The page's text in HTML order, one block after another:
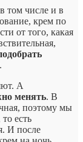
том числе и в
крем по
от того, какая
А
менять. В
поэтому мы
есть
И после